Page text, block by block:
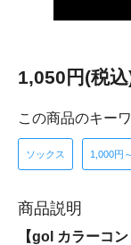
1,050円(税込
この商品のキー
ソックス 1,000円
商品説明
【gol カラーコ